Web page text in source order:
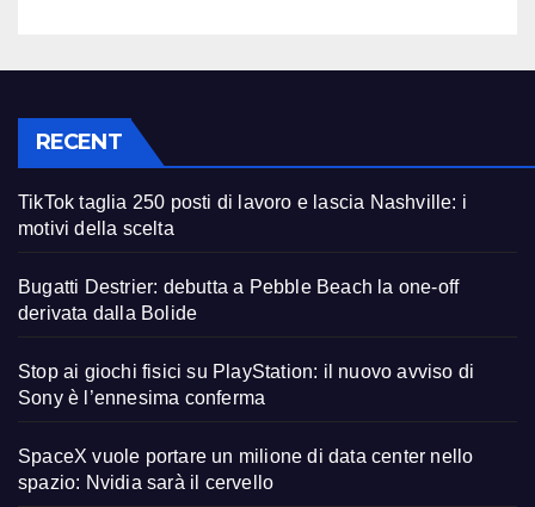
RECENT
TikTok taglia 250 posti di lavoro e lascia Nashville: i
motivi della scelta
Bugatti Destrier: debutta a Pebble Beach la one-off
derivata dalla Bolide
Stop ai giochi fisici su PlayStation: il nuovo avviso di
Sony è l’ennesima conferma
SpaceX vuole portare un milione di data center nello
spazio: Nvidia sarà il cervello